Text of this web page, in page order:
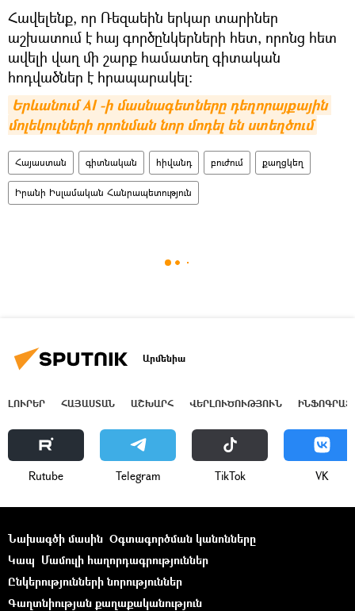
Հավելենք, որ Ռեզաեին երկար տարիներ
աշխատում է հայ գործընկերների հետ, որոնց հետ
ավելի վաղ մի շարք համատեղ գիտական
հոդվածներ է հրապարակել:
Երևանում AI -ի մասնագետները դեղորայքային
մոլեկուլների որոնման նոր մոդել են ստեղծում
Հայաստան գիտնական հիվանդ բուժում քաղցկեղ
Իրանի Իսլամական Հանրապետություն
Արմենիա
ԼՈՒՐԵՐ ՀԱՅԱՍՏԱՆ ԱՇԽԱՐՀ ՎԵՐԼՈՒԾՈՒԹՅՈՒՆ
Rutube Telegram ТikТоk VK
Նախագծի մասին Օգտագործման կանոնները
Կապ Մամուլի հաղորդագրություններ
Ընկերությունների նորություններ
Գաղտնիության քաղաքականություն